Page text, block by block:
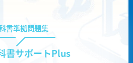
書準拠問題集
書サポートPlus